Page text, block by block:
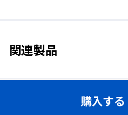
防ぐためにも、サイドシールド
遮光めがねを装着することはと
使用することでこれらの危険
くなり過ぎない #1.4、#1.7な
関連製品
購入する